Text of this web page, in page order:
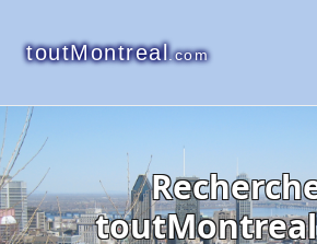
toutMontreal.com